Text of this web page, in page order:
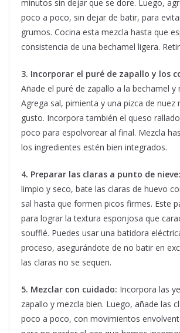
minutos sin dejar que se dore. Luego,
poco a poco, sin dejar de batir, para
grumos. Cocina esta mezcla hasta que
consistencia de una bechamel ligera.
3. Incorporar el puré de zapallo y los
Añade el puré de zapallo a la bechamel y
Agrega sal, pimienta y una pizca de nuez
gusto. Incorpora también el queso
poco para espolvorear al final. Mezcla
los ingredientes estén bien integrados.
4. Preparar las claras a punto de nieve:
limpio y seco, bate las claras de huevo
sal hasta que formen picos firmes. Este
para lograr la textura esponjosa que
soufflé. Puedes usar una batidora
proceso, asegurándote de no batir en
las claras no se sequen.
5. Mezclar con cuidado: Incorpora las
zapallo y mezcla bien. Luego, añade las
poco a poco, con movimientos